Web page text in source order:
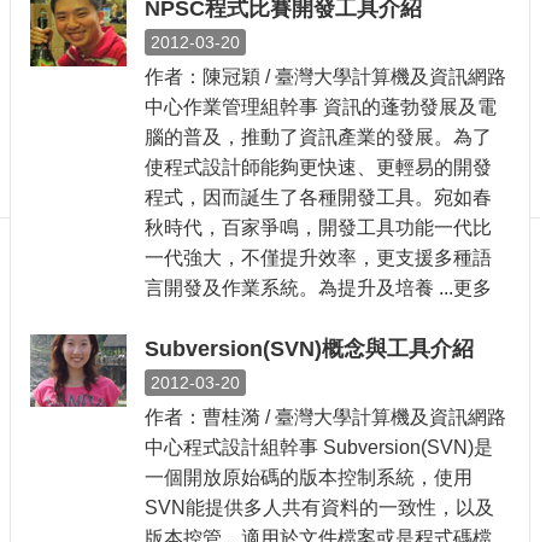
網
站
我
們
出
NPSC程式比賽開發工具介紹
2012-03-20
作者：陳冠穎 / 臺灣大學計算機及資訊網路
中心作業管理組幹事 資訊的蓬勃發展及電
腦的普及，推動了資訊產業的發展。為了
使程式設計師能夠更快速、更輕易的開發
程式，因而誕生了各種開發工具。宛如春
秋時代，百家爭鳴，開發工具功能一代比
一代強大，不僅提升效率，更支援多種語
言開發及作業系統。為提升及培養 ...更多
Subversion(SVN)概念與工具介紹
2012-03-20
作者：曹桂漪 / 臺灣大學計算機及資訊網路
中心程式設計組幹事 Subversion(SVN)是
一個開放原始碼的版本控制系統，使用
SVN能提供多人共有資料的一致性，以及
版本控管，適用於文件檔案或是程式碼檔